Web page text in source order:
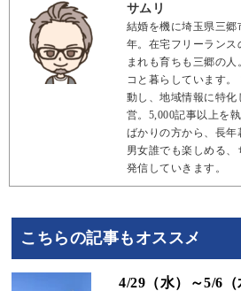
サムリ
結婚を機に埼玉県三
年。在宅フリーランス
まれも育ちも三郷の
コと暮らしています
動し、地域情報に特化
営。5,000記事以上を
ばかりの方から、長
男女誰でも楽しめる
発信していきます。
こちらの記事もオススメ
4/29（水）～5/6